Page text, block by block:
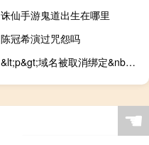
诛仙手游鬼道出生在哪里
陈冠希演过咒怨吗
&lt;p&gt;域名被取消绑定&nbsp;&lt;span style=&quot;c
☚